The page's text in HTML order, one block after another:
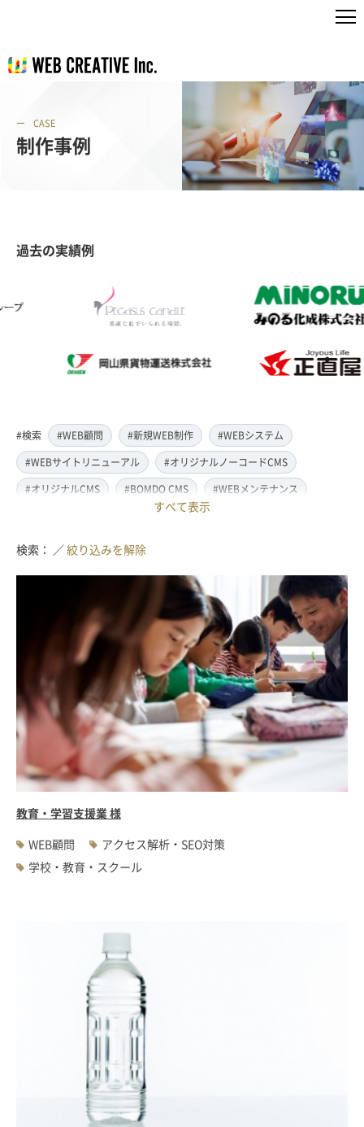
CASE
制作事例
過去の実績例
#検索 #WEB顧問 #新規WEB制作
#WEBシステム
#WEBサイトリニューアル
#オリジナルノーコードCMS
#オリジナルCMS
#BOMDO CMS
#WEBメンテナンス
#レスポンシブ対応
#翻訳・多言語対応
#情報管理システム
#動画制作(撮影・編集)
#ドローン撮影(空撮)
#イラスト制作
#アクセス解析・SEO対策
#名刺・パンフレット制作
#販促・ノベルティーグッズ制作
#ロゴマークデザイン
#SDGsサポート
#IT導入補助金
#JavaScript
#WEBサーバ移転
#AWS構築
#IoT関連
#Androidアプリ開発
#インソーシングコンサルティング
#JIS X 8341-3規格
#業務ツール #PHP
#採用・求人
#学校・教育・スクール
#病院・クリニック・医療
#集客サポート
すべて表示
検索： ／絞り込みを解除
教育・学習支援業 様
WEB顧問
アクセス解析・SEO対策
学校・教育・スクール